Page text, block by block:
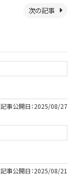
次の記事
記事公開日：2025/08/27
記事公開日：2025/08/21